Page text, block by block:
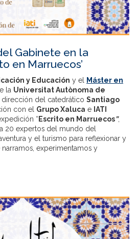
Gabinete en la
en Marruecos’
y Educación y el
Máster en
la Universitat Autònoma de
dirección del catedrático Santiago
con el Grupo Xaluca e IATI
“ Escrito en Marruecos”,
20 expertos del mundo del
y el turismo para reflexionar y
experimentamos y